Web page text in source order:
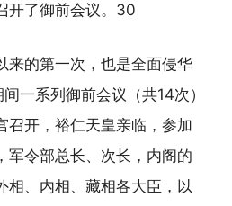
开了御前会议。30
来的第一次，也是全面侵华
一系列御前会议（共14次）
召开，裕仁天皇亲临，参加
军令部总长、次长，内阁的
相、内相、藏相各大臣，以